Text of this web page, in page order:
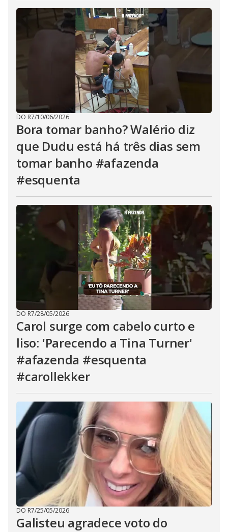
DO R7/10/06/2026
Bora tomar banho? Walério diz
que Dudu está há três dias sem
tomar banho #afazenda
#esquenta
DO R7/28/05/2026
Carol surge com cabelo curto e
liso: 'Parecendo a Tina Turner'
#afazenda #esquenta
#carollekker
DO R7/25/05/2026
Galisteu agradece voto do